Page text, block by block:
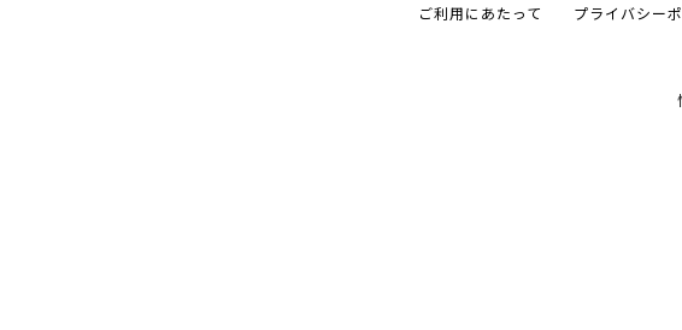
ご利用にあたって プライバシー